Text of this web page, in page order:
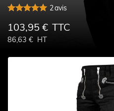
2avis
103,95 € TTC
86,63 € HT